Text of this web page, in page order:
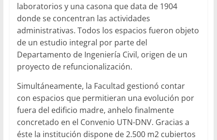
laboratorios y una casona que data de 1904
donde se concentran las actividades
administrativas. Todos los espacios fueron objeto
de un estudio integral por parte del
Departamento de Ingeniería Civil, origen de un
proyecto de refuncionalización.
Simultáneamente, la Facultad gestionó contar
con espacios que permitieran una evolución por
fuera del edificio madre, anhelo finalmente
concretado en el Convenio UTN-DNV. Gracias a
éste la institución dispone de 2.500 m2 cubiertos